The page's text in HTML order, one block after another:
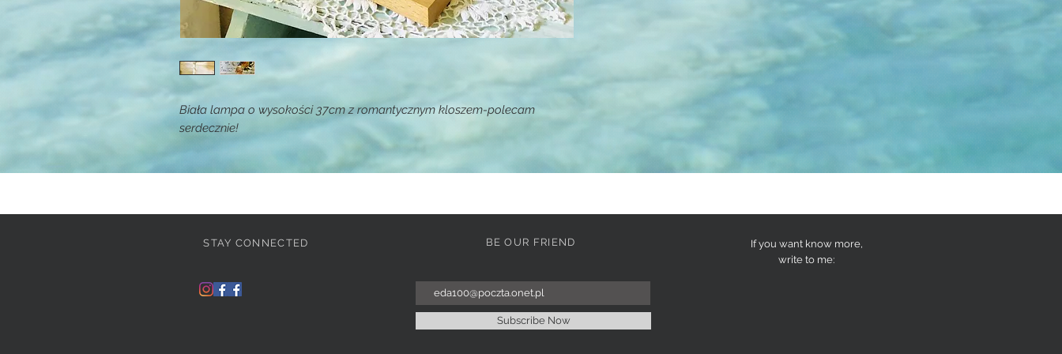
Biała lampa o wysokości 37cm z romantycznym kloszem-polecam
serdecznie!
STAY CONNECTED BE OUR FRIEND
Subscribe Now
If you want know more,
write to me: